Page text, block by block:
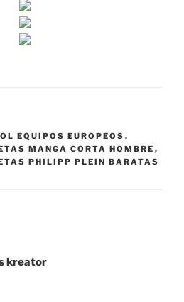
EQUIPOS EUROPEOS ,
MANGA CORTA HOMBRE ,
PHILIPP PLEIN BARATAS
kreator